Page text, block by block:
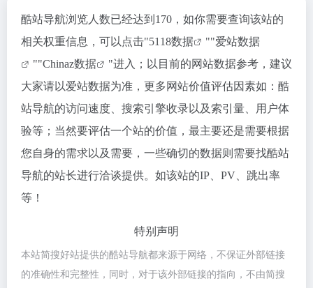
酷站导航浏览人数已经达到170，如你需要查询该站的
相关权重信息，可以点击"5118数据 ""爱站数据
""Chinaz数据
"进入；以目前的网站数据参考，建议
大家请以爱站数据为准，更多网站价值评估因素如：酷
站导航的访问速度、搜索引擎收录以及索引量、用户体
验等；当然要评估一个站的价值，最主要还是需要根据
您自身的需求以及需要，一些确切的数据则需要找酷站
导航的站长进行洽谈提供。如该站的IP、PV、跳出率
等！
特别声明
本站简搜好站提供的酷站导航都来源于网络，不保证外部链接
的准确性和完整性，同时，对于该外部链接的指向，不由简搜